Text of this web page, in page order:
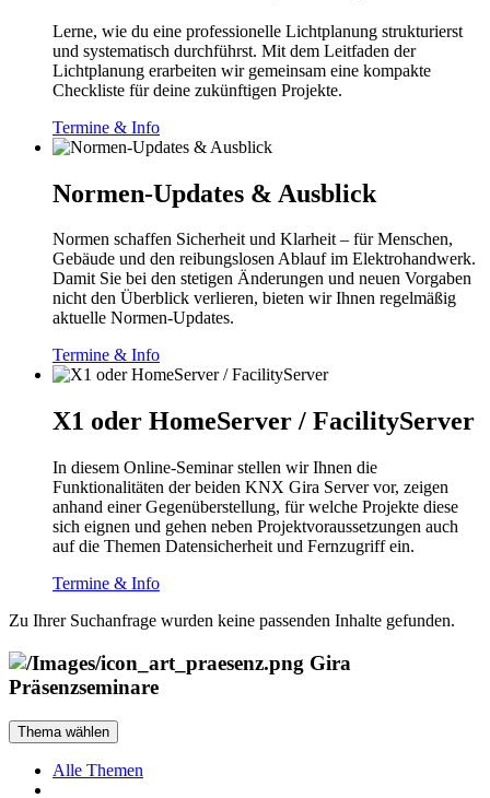
Lerne, wie du eine professionelle Lichtplanung strukturierst
und systematisch durchführst. Mit dem Leitfaden der
Lichtplanung erarbeiten wir gemeinsam eine kompakte
Checkliste für deine zukünftigen Projekte.
Termine & Info
Normen-Updates & Ausblick
Normen schaffen Sicherheit und Klarheit – für Menschen,
Gebäude und den reibungslosen Ablauf im Elektrohandwerk.
Damit Sie bei den stetigen Änderungen und neuen Vorgaben
nicht den Überblick verlieren, bieten wir Ihnen regelmäßig
aktuelle Normen-Updates.
Termine & Info
X1 oder HomeServer / FacilityServer
In diesem Online-Seminar stellen wir Ihnen die
Funktionalitäten der beiden KNX Gira Server vor, zeigen
anhand einer Gegenüberstellung, für welche Projekte diese
sich eignen und gehen neben Projektvoraussetzungen auch
auf die Themen Datensicherheit und Fernzugriff ein.
Termine & Info
Zu Ihrer Suchanfrage wurden keine passenden Inhalte gefunden.
Gira
Präsenzseminare
Thema wählen
Alle Themen